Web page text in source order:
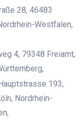
28, 46483
Westfalen,
4, 79348 Freiamt,
193,
Nordrhein-